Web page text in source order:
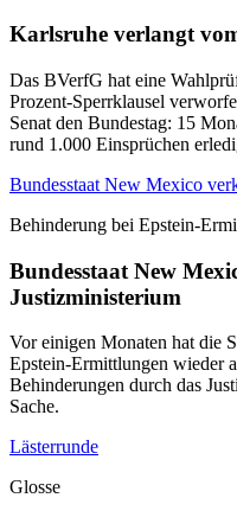
Karlsruhe verlangt
Das BVerfG hat eine
Prozent-Sperrklausel
Senat den Bundestag: 15
rund 1.000 Einsprüchen
Bundesstaat New Mexico
Behinderung bei Epstein-
Bundesstaat New
Justizministerium
Vor einigen Monaten hat die
Epstein-Ermittlungen wieder
Behinderungen durch das
Sache.
Lästerrunde
Glosse